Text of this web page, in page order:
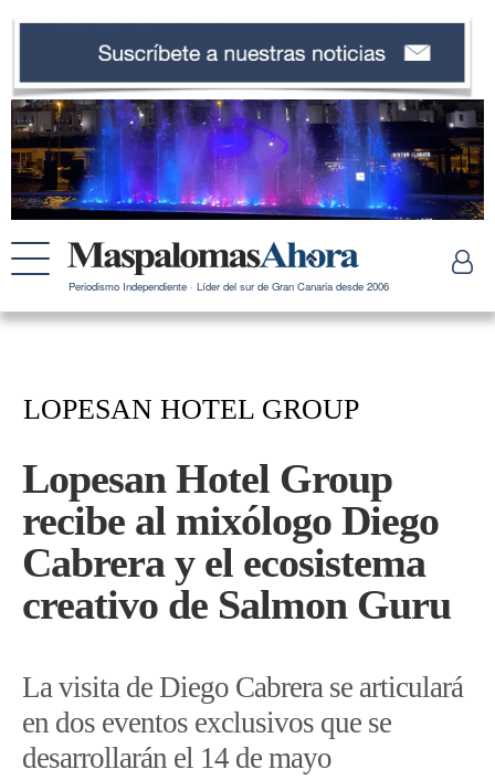
Periodismo Independiente · Líder del sur de Gran Canaria desde 2006
LOPESAN HOTEL GROUP
Lopesan Hotel Group
recibe al mixólogo Diego
Cabrera y el ecosistema
creativo de Salmon Guru
La visita de Diego Cabrera se articulará
en dos eventos exclusivos que se
desarrollarán el 14 de mayo